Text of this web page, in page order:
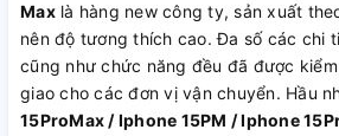
Maxlà hàng new công ty, sản xuất
nên độ tương thích cao. Đa số các chi
cũng như chức năng đều đã được
giao cho các đơn vị vận chuyển. Hầu
15ProMax / Iphone 15PM / Iphone